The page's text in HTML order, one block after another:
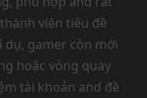
viên tiêu đề
dụ, gamer còn mới
hoặc vòng quay
tài khoản and đề